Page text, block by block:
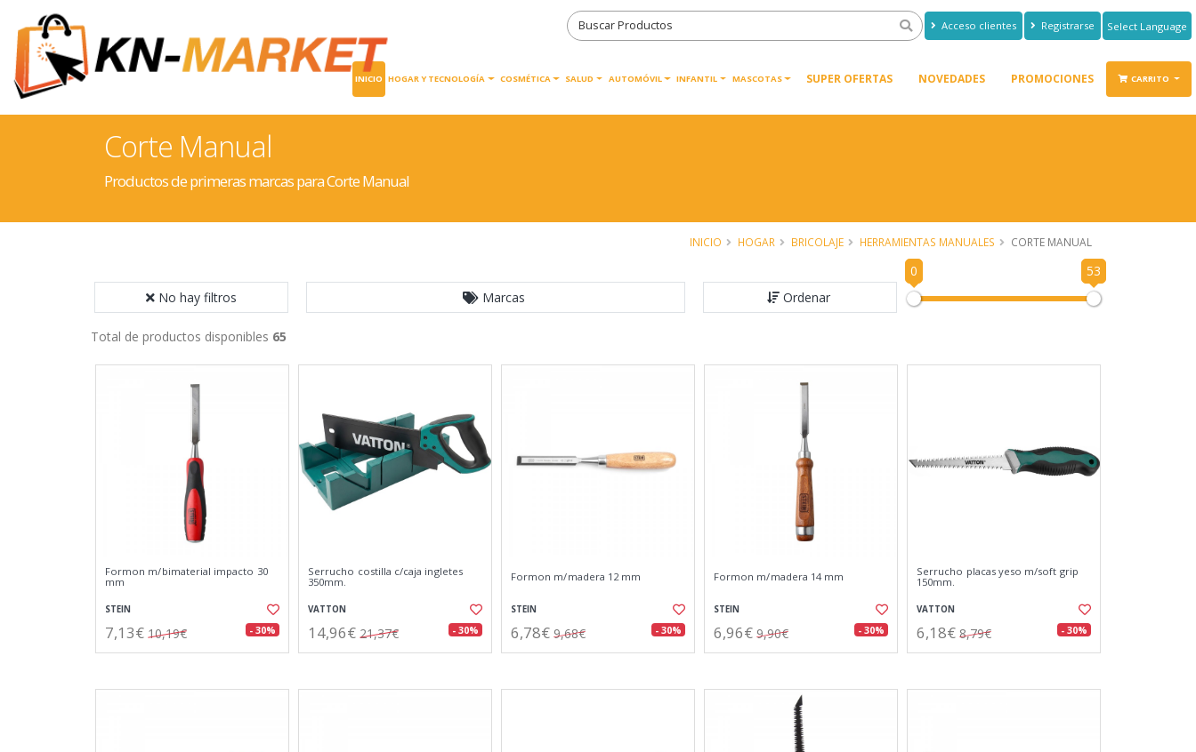
Acceso clientes Registrarse
Translate
INICIO HOGAR Y TECNOLOGÍA COSMÉTICA SALUD AUTOMÓVIL INFANTIL MASCOTAS SUPER OFERTAS NOVEDADES PROMOCIONES CARRITO
Corte Manual
Productos de primeras marcas para Corte Manual
INICIO HOGAR BRICOLAJE HERRAMIENTAS MANUALES CORTE MANUAL
No hay filtros Marcas Ordenar
0 53
Total de productos disponibles 65
Formon m/bimaterial impacto 30
mm
STEIN
7,13€ 10,19€ - 30%
Serrucho costilla c/caja ingletes
350mm.
VATTON
14,96€ 21,37€ - 30%
Formon m/madera 12 mm
STEIN
6,78€ 9,68€ - 30%
Formon m/madera 14 mm
STEIN
6,96€ 9,90€ - 30%
Serrucho placas yeso m/soft grip
150mm.
VATTON
6,18€ 8,79€ - 30%